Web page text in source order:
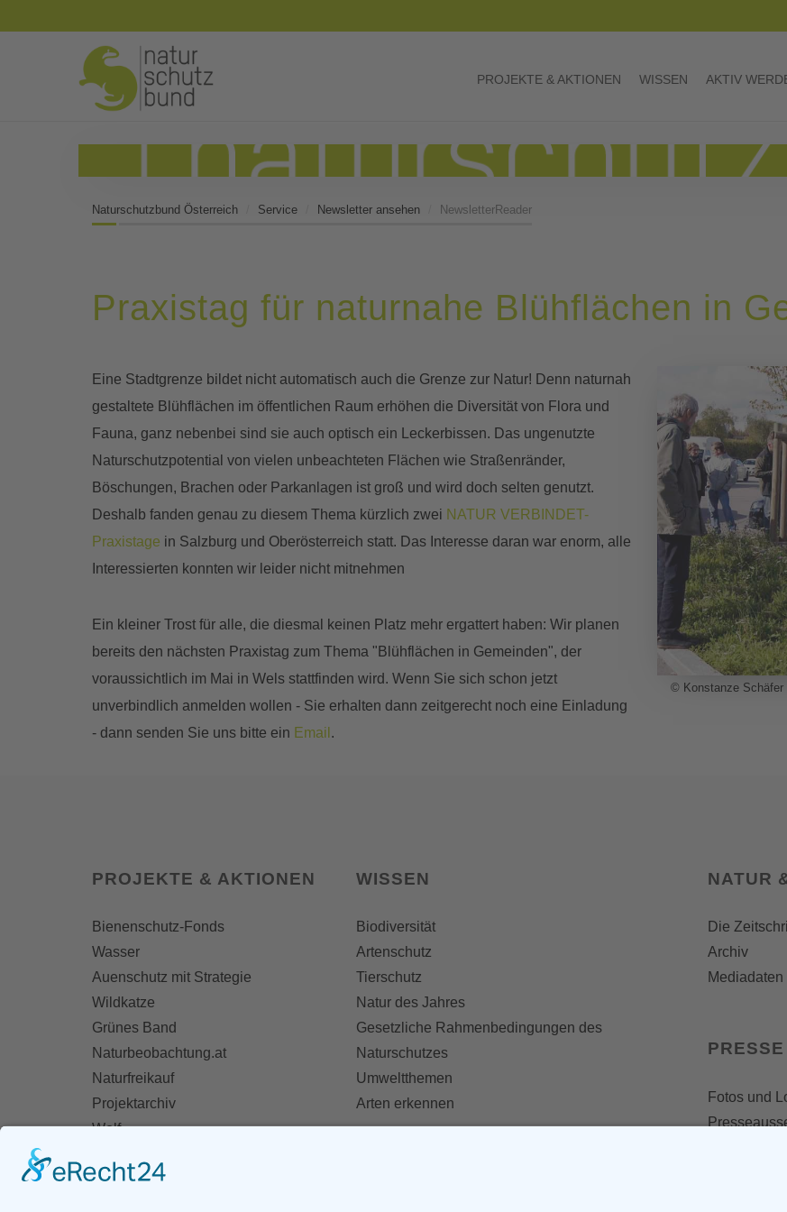
PROJEKTE & AKTIONEN WISSEN AKTIV
Naturschutzbund Österreich Service Newsletter ansehen NewsletterReader
Praxistag für naturnahe Blühflächen in
© Konstanze Schäfer
Eine Stadtgrenze bildet nicht automatisch auch die Grenze zur Natur! Denn naturnah
gestaltete Blühflächen im öffentlichen Raum erhöhen die Diversität von Flora und
Fauna, ganz nebenbei sind sie auch optisch ein Leckerbissen. Das ungenutzte
Naturschutzpotential von vielen unbeachteten Flächen wie Straßenränder,
Böschungen, Brachen oder Parkanlagen ist groß und wird doch selten genutzt.
Deshalb fanden genau zu diesem Thema kürzlich zwei NATUR VERBINDET-
Praxistage in Salzburg und Oberösterreich statt. Das Interesse daran war enorm, alle
Interessierten konnten wir leider nicht mitnehmen
Ein kleiner Trost für alle, die diesmal keinen Platz mehr ergattert haben: Wir planen
bereits den nächsten Praxistag zum Thema "Blühflächen in Gemeinden", der
voraussichtlich im Mai in Wels stattfinden wird. Wenn Sie sich schon jetzt
unverbindlich anmelden wollen - Sie erhalten dann zeitgerecht noch eine Einladung
- dann senden Sie uns bitte ein Email .
PROJEKTE & AKTIONEN
Bienenschutz-Fonds
Wasser
Auenschutz mit Strategie
Wildkatze
Grünes Band
Naturbeobachtung.at
Naturfreikauf
Projektarchiv
Wolf
WISSEN
Biodiversität
Artenschutz
Tierschutz
Natur des Jahres
Gesetzliche Rahmenbedingungen des
Naturschutzes
Umweltthemen
Arten erkennen
NATUR
Die
Archiv
Mediadaten
PRESSE
Fotos und